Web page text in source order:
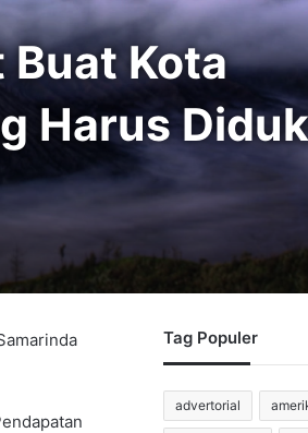
Buat Kota
Harus
Tag Populer
advertorial